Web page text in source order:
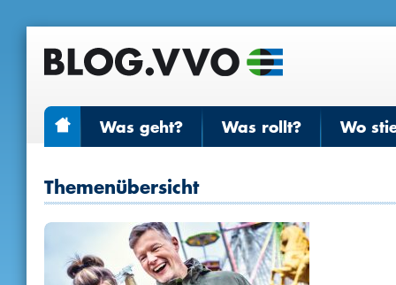
Was geht? Was rollt? Wo
Themenübersicht